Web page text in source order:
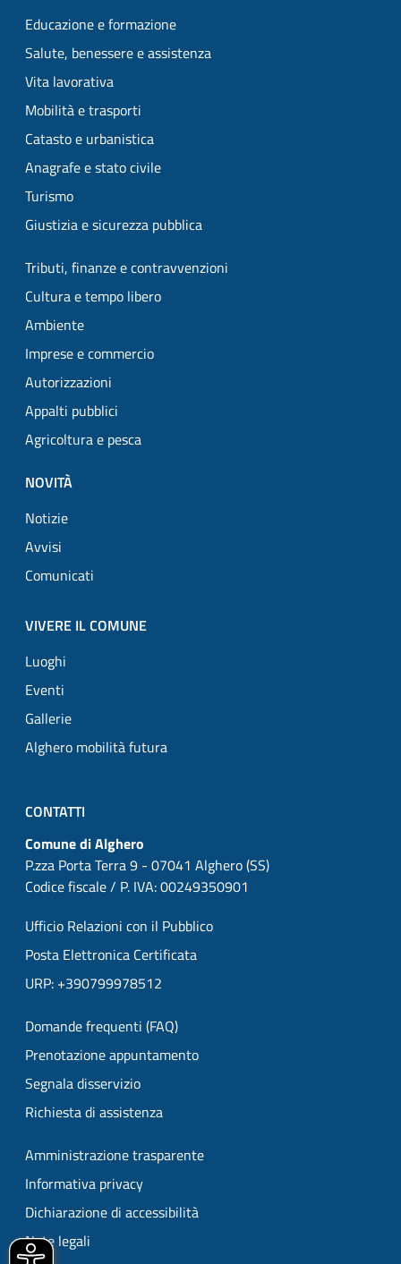
Educazione e formazione
Salute, benessere e assistenza
Vita lavorativa
Mobilità e trasporti
Catasto e urbanistica
Anagrafe e stato civile
Turismo
Giustizia e sicurezza pubblica
Tributi, finanze e contravvenzioni
Cultura e tempo libero
Ambiente
Imprese e commercio
Autorizzazioni
Appalti pubblici
Agricoltura e pesca
NOVITÀ
Notizie
Avvisi
Comunicati
VIVERE IL COMUNE
Luoghi
Eventi
Gallerie
Alghero mobilità futura
CONTATTI
Comune di Alghero
P.zza Porta Terra 9 - 07041 Alghero (SS)
Codice fiscale / P. IVA: 00249350901
Ufficio Relazioni con il Pubblico
Posta Elettronica Certificata
URP: +390799978512
Domande frequenti (FAQ)
Prenotazione appuntamento
Segnala disservizio
Richiesta di assistenza
Amministrazione trasparente
Informativa privacy
Dichiarazione di accessibilità
Note legali